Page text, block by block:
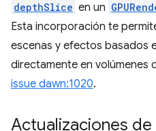
depthSlice en un
Esta incorporación te
escenas y efectos basados
directamente en volúmenes
issue dawn:1020.
Actualizaciones de